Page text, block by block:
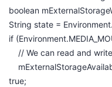
boolean
String state =
if
// We can read and
true;